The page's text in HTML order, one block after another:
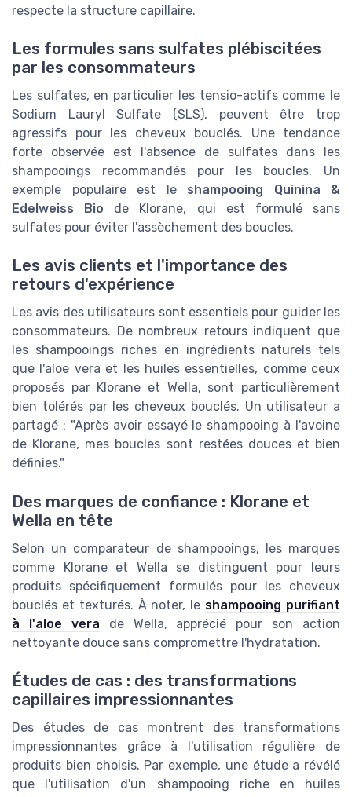
respecte la structure capillaire.
Les formules sans sulfates plébiscitées
par les consommateurs
Les sulfates, en particulier les tensio-actifs comme le
Sodium Lauryl Sulfate (SLS), peuvent être trop
agressifs pour les cheveux bouclés. Une tendance
forte observée est l'absence de sulfates dans les
shampooings recommandés pour les boucles. Un
exemple populaire est le shampooing Quinina &
Edelweiss Bio de Klorane, qui est formulé sans
sulfates pour éviter l'assèchement des boucles.
Les avis clients et l'importance des
retours d'expérience
Les avis des utilisateurs sont essentiels pour guider les
consommateurs. De nombreux retours indiquent que
les shampooings riches en ingrédients naturels tels
que l'aloe vera et les huiles essentielles, comme ceux
proposés par Klorane et Wella, sont particulièrement
bien tolérés par les cheveux bouclés. Un utilisateur a
partagé : "Après avoir essayé le shampooing à l'avoine
de Klorane, mes boucles sont restées douces et bien
définies."
Des marques de confiance : Klorane et
Wella en tête
Selon un comparateur de shampooings, les marques
comme Klorane et Wella se distinguent pour leurs
produits spécifiquement formulés pour les cheveux
bouclés et texturés. À noter, le shampooing purifiant
à l'aloe vera de Wella, apprécié pour son action
nettoyante douce sans compromettre l'hydratation.
Études de cas : des transformations
capillaires impressionnantes
Des études de cas montrent des transformations
impressionnantes grâce à l'utilisation régulière de
produits bien choisis. Par exemple, une étude a révélé
que l'utilisation d'un shampooing riche en huiles